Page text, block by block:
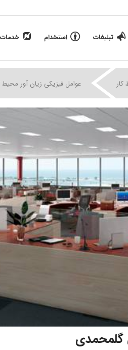
تبلیغات استخدام خدمات
کار عوامل فیزیکی زیان آور محیط
گلمحمدی